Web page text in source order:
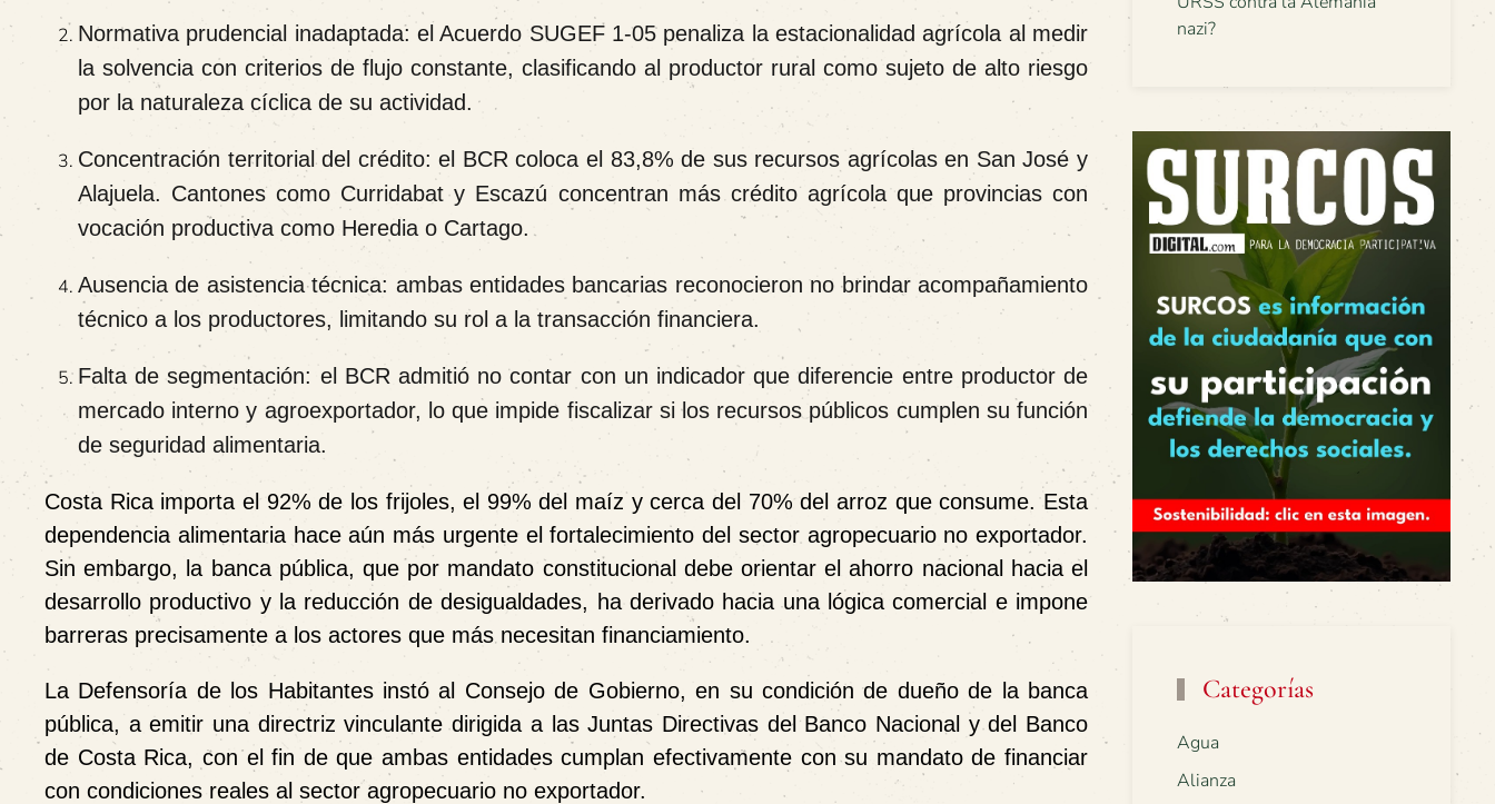
Normativa prudencial inadaptada: el Acuerdo SUGEF 1-05 penaliza la estacionalidad agrícola al medir
la solvencia con criterios de flujo constante, clasificando al productor rural como sujeto de alto riesgo
por la naturaleza cíclica de su actividad.
Concentración territorial del crédito: el BCR coloca el 83,8% de sus recursos agrícolas en San José y
Alajuela. Cantones como Curridabat y Escazú concentran más crédito agrícola que provincias con
vocación productiva como Heredia o Cartago.
Ausencia de asistencia técnica: ambas entidades bancarias reconocieron no brindar acompañamiento
técnico a los productores, limitando su rol a la transacción financiera.
Falta de segmentación: el BCR admitió no contar con un indicador que diferencie entre productor de
mercado interno y agroexportador, lo que impide fiscalizar si los recursos públicos cumplen su función
de seguridad alimentaria.
Costa Rica importa el 92% de los frijoles, el 99% del maíz y cerca del 70% del arroz que consume. Esta
dependencia alimentaria hace aún más urgente el fortalecimiento del sector agropecuario no exportador.
Sin embargo, la banca pública, que por mandato constitucional debe orientar el ahorro nacional hacia el
desarrollo productivo y la reducción de desigualdades, ha derivado hacia una lógica comercial e impone
barreras precisamente a los actores que más necesitan financiamiento.
La Defensoría de los Habitantes instó al Consejo de Gobierno, en su condición de dueño de la banca
pública, a emitir una directriz vinculante dirigida a las Juntas Directivas del Banco Nacional y del Banco
de Costa Rica, con el fin de que ambas entidades cumplan efectivamente con su mandato de financiar
con condiciones reales al sector agropecuario no exportador.
nazi?
Categorías
Agua
Alianza